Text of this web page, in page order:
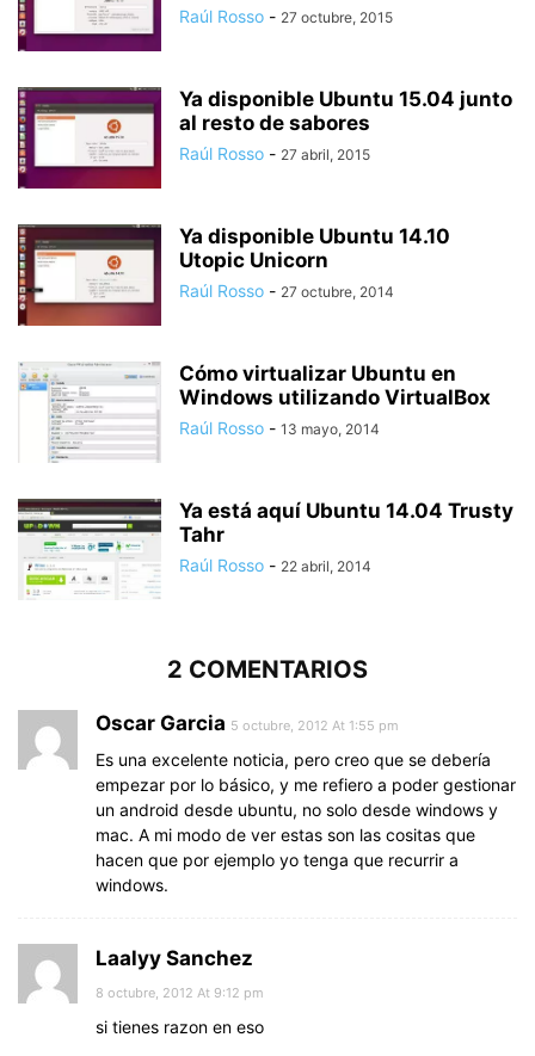
Raúl Rosso - 27 octubre, 2015
Ya disponible Ubuntu 15.04 junto
al resto de sabores
Raúl Rosso - 27 abril, 2015
Ya disponible Ubuntu 14.10
Utopic Unicorn
Raúl Rosso - 27 octubre, 2014
Cómo virtualizar Ubuntu en
Windows utilizando VirtualBox
Raúl Rosso - 13 mayo, 2014
Ya está aquí Ubuntu 14.04 Trusty
Tahr
Raúl Rosso - 22 abril, 2014
2 COMENTARIOS
Oscar Garcia 5 octubre, 2012 At 1:55 pm
Es una excelente noticia, pero creo que se debería
empezar por lo básico, y me refiero a poder gestionar
un android desde ubuntu, no solo desde windows y
mac. A mi modo de ver estas son las cositas que
hacen que por ejemplo yo tenga que recurrir a
windows.
Laalyy Sanchez
8 octubre, 2012 At 9:12 pm
si tienes razon en eso